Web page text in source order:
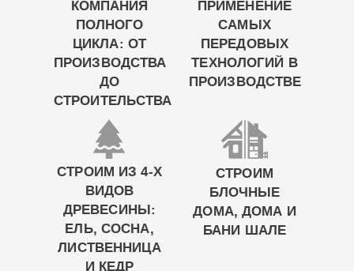
КОМПАНИЯ
ПОЛНОГО
ЦИКЛА: ОТ
ПРОИЗВОДСТВА
ДО
СТРОИТЕЛЬСТВА
ПРИМЕНЕНИЕ
САМЫХ
ПЕРЕДОВЫХ
ТЕХНОЛОГИЙ В
ПРОИЗВОДСТВЕ
СТРОИМ ИЗ 4-Х
ВИДОВ
ДРЕВЕСИНЫ:
ЕЛЬ, СОСНА,
ЛИСТВЕННИЦА
СТРОИМ
БЛОЧНЫЕ
ДОМА, ДОМА И
БАНИ ШАЛЕ